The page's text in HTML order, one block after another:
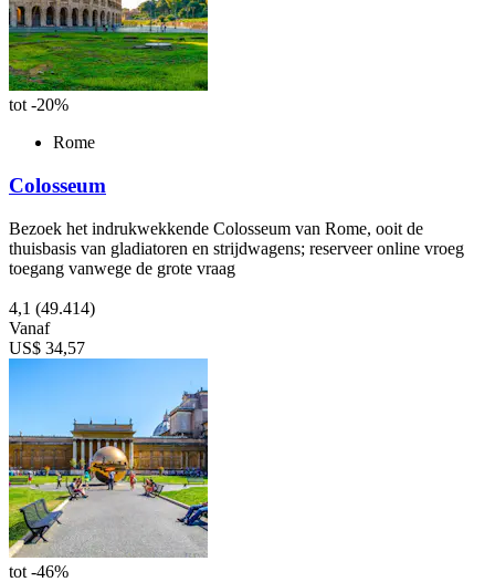
tot -20%
Rome
Colosseum
Bezoek het indrukwekkende Colosseum van Rome, ooit de
thuisbasis van gladiatoren en strijdwagens; reserveer online vroeg
toegang vanwege de grote vraag
4,1 (49.414)
Vanaf
US$ 34,57
tot -46%